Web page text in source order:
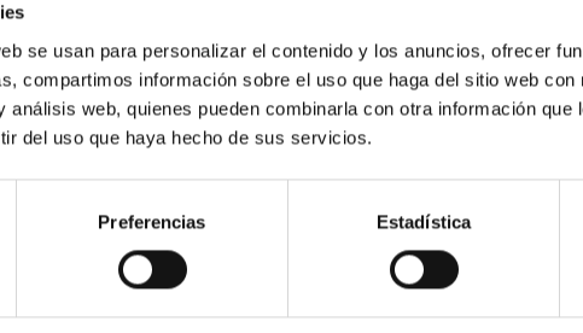
se usan para personalizar el contenido y los anuncios, ofrecer
compartimos información sobre el uso que haga del sitio web
análisis web, quienes pueden combinarla con otra información que
del uso que haya hecho de sus servicios.
Preferencias Estadística
CITAS 0
Habitable Worlds